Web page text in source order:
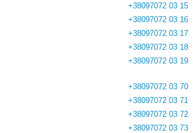
+38097072 03 15
+38097072 03 16
+38097072 03 17
+38097072 03 18
+38097072 03 19
+38097072 03 70
+38097072 03 71
+38097072 03 72
+38097072 03 73